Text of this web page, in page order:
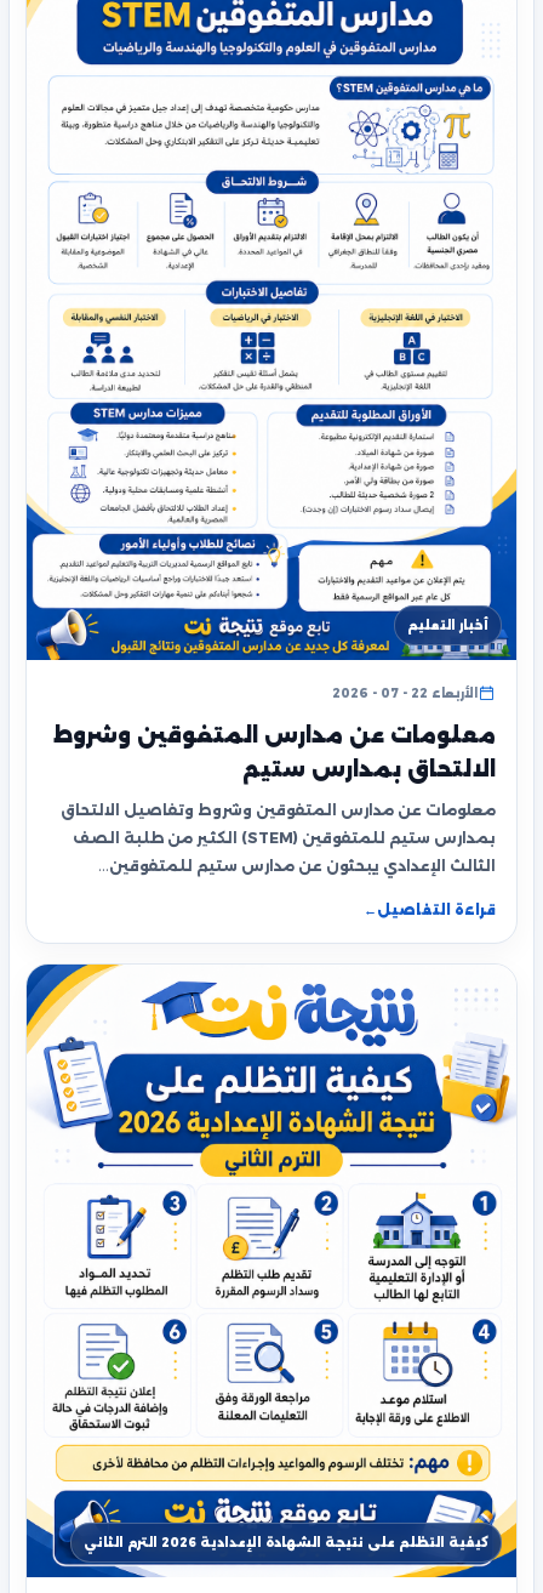
أخبار التعليم
الأربعاء 22 - 07 - 2026
معلومات عن مدارس المتفوقين وشروط
الالتحاق بمدارس ستيم
معلومات عن مدارس المتفوقين وشروط وتفاصيل الالتحاق
بمدارس ستيم للمتفوقين (STEM) الكثير من طلبة الصف
الثالث الإعدادي يبحثون عن مدارس ستيم للمتفوقين…
قراءة التفاصيل ←
كيفية التظلم على نتيجة الشهادة الإعدادية 2026 الترم الثاني